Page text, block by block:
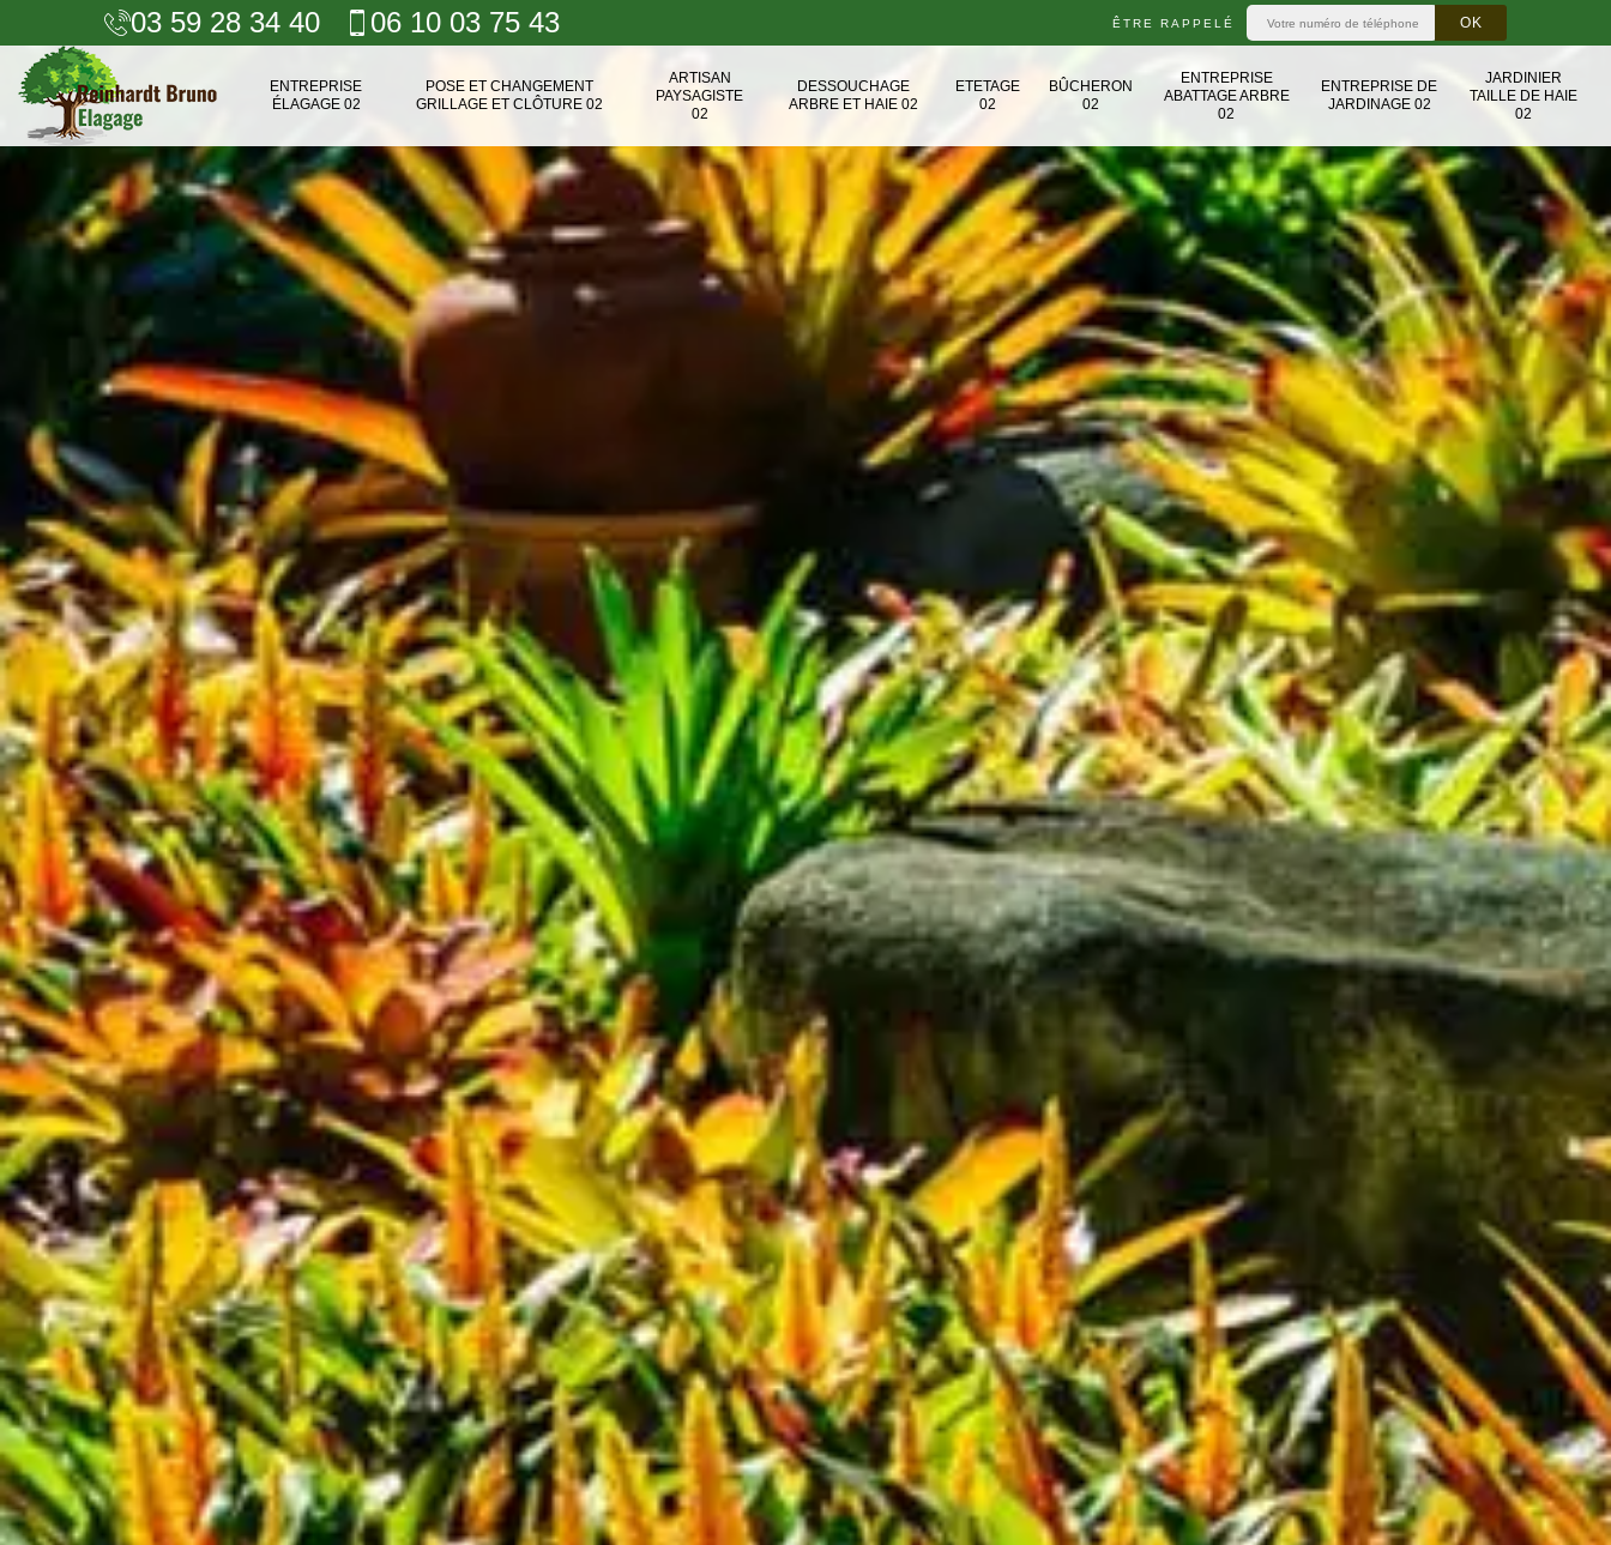
03 59 28 34 40 06 10 03 75 43 ÊTRE RAPPELÉ
ENTREPRISE
ÉLAGAGE 02
POSE ET CHANGEMENT
GRILLAGE ET CLÔTURE 02
ARTISAN
PAYSAGISTE
02
DESSOUCHAGE
ARBRE ET HAIE 02
ETETAGE
02
BÛCHERON
02
ENTREPRISE
ABATTAGE ARBRE
02
ENTREPRISE DE
JARDINAGE 02
JARDINIER
TAILLE DE HAIE
02